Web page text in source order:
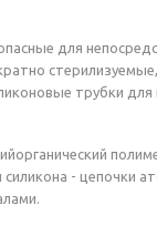
для
трубки для
- цепочки